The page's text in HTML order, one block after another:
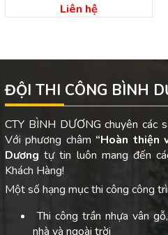
Liên hệ
ĐỘI THI CÔNG BÌNH
CTY BÌNH DƯƠNG chuyên các
Với phương châm “Hoàn thiện
Dươngtự tin luôn mang đến
Khách Hàng!
Một số hạng mục thi công công
Thi công trần nhựa vân
nhà và ngoài trời